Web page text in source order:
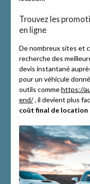
Trouvez les
en ligne
De nombreux sites et
recherche des
devis instantané
pour un véhicule
outils commehttps://
end/, il devient plus
coût final de